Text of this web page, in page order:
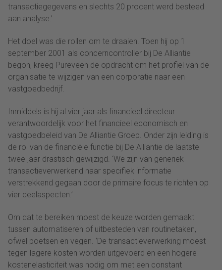
transactiegegevens en slechts 20 procent werd besteed
aan analyse.’
Het doel was die rollen om te draaien. Toen hij op 1
september 2001 als concerncontroller bij De Alliantie
begon, kreeg Pureveen de opdracht om het profiel van de
organisatie te wijzigen van een corporatie naar een
vastgoedbedrijf.
Inmiddels is hij al vier jaar als financieel directeur
verantwoordelijk voor het financieel economisch en
vastgoedbeleid van De Alliantie Groep. Onder zijn leiding is
de rol van de financiële functie bij De Alliantie de laatste
twee jaar drastisch gewijzigd. ‘We zijn van generiek
transactieverwerkend naar specifiek informatie
verstrekkend gegaan door de primaire focus te richten op
vier deelaspecten.’
Om dat te bereiken moest de keuze worden gemaakt
tussen automatiseren of uitbesteden van routinetaken,
ofwel poetsen en vegen. ‘De transactieverwerking moest
tegen lagere kosten worden uitgevoerd en een hogere
kostenelasticiteit was nodig om met een constant